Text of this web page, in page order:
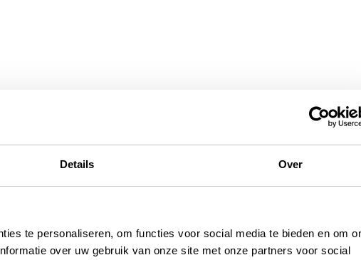
Details Over
te personaliseren, om functies voor social media te bieden en om
over uw gebruik van onze site met onze partners voor social